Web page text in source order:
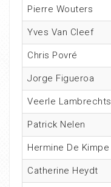
Pierre Wouters
Yves Van Cleef
Chris Povré
Jorge Figueroa
Veerle Lambrechts
Patrick Nelen
Hermine De Kimpe
Catherine Heydt